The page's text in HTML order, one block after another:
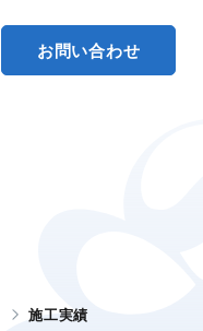
お問い合わせ
施工実績